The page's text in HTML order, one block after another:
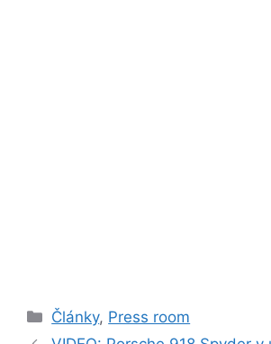
Rubriky
Články, Press room